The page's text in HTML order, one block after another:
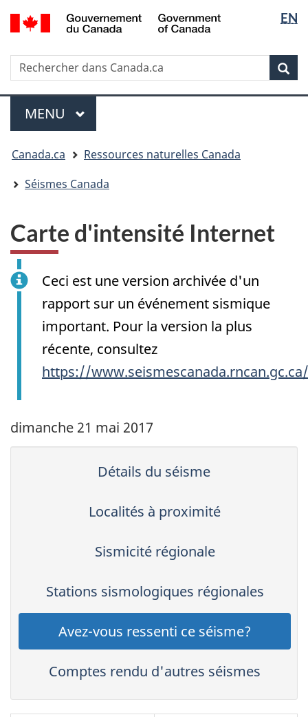
Passer
au
principal
Passer
à
sujet
du
gouvernement »
Passer
à
version
HTML
simplifiée
la
langue
EN
Rechercher
Rechercher
dans
Canada.ca
Menu
MENU PRINCIPAL
êtes
ici
Canada.ca
Ressources naturelles Canada
Séismes Canada
Carte d'intensité Internet
Ceci est une version archivée d'un
rapport sur un événement sismique
important. Pour la version la plus
récente, consultez
https://
dimanche 21 mai 2017
Détails du séisme
Localités à proximité
Sismicité régionale
Stations sismologiques régionales
Avez-vous ressenti ce séisme?
Comptes rendu d'autres séismes